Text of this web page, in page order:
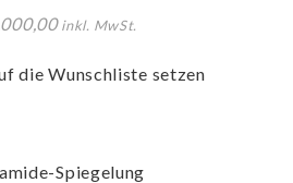
inkl. MwSt.
die Wunschliste setzen